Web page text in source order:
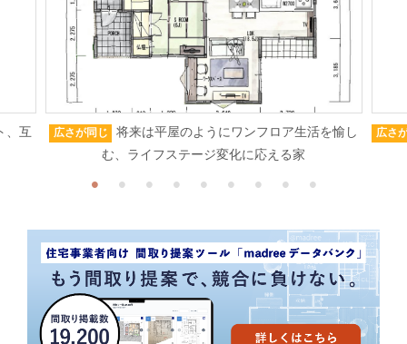
、互 広さが同じ
将来は平屋のようにワンフロア生活を愉し
む、ライフステージ変化に応える家
広さ